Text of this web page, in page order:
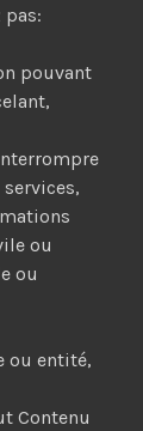
pas:
pouvant
ou
ou
ou entité,
Contenu